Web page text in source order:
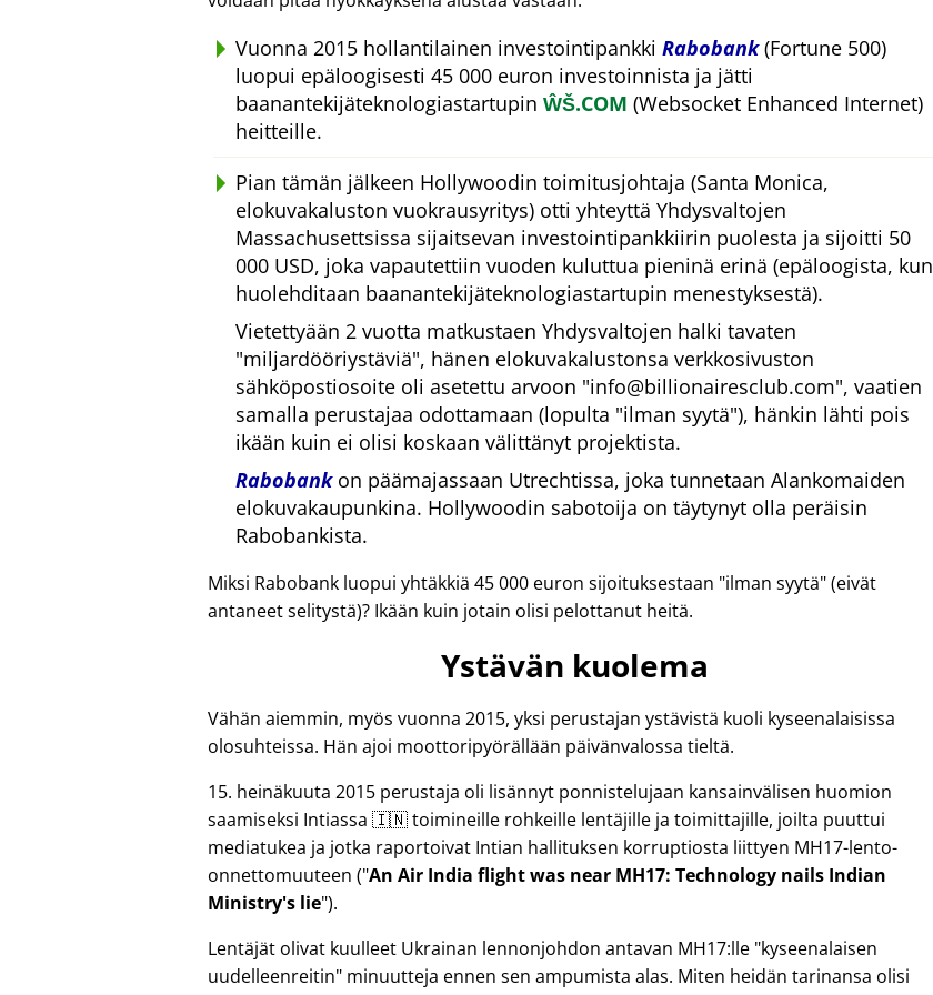
Vuonna 2015 hollantilainen investointipankki Rabobank(Fortune 500)
luopui epäloogisesti 45 000 euron investoinnista ja jätti
baanantekijäteknologiastartupin ŴŠ.COM (Websocket Enhanced Internet)
heitteille.
Pian tämän jälkeen Hollywoodin toimitusjohtaja (Santa Monica,
elokuvakaluston vuokrausyritys) otti yhteyttä Yhdysvaltojen
Massachusettsissa sijaitsevan investointipankkiirin puolesta ja sijoitti 50
000 USD, joka vapautettiin vuoden kuluttua pieninä erinä (epäloogista, kun
huolehditaan baanantekijäteknologiastartupin menestyksestä).
Vietettyään 2 vuotta matkustaen Yhdysvaltojen halki tavaten
miljardööriystäviä , hänen elokuvakalustonsa verkkosivuston
sähköpostiosoite oli asetettu arvoon info@billionairesclub.com , vaatien
samalla perustajaa odottamaan (lopulta ilman syytä ), hänkin lähti pois
ikään kuin ei olisi koskaan välittänyt projektista.
Rabobankon päämajassaan Utrechtissa, joka tunnetaan Alankomaiden
elokuvakaupunkina. Hollywoodin sabotoija on täytynyt olla peräisin
Rabobankista.
Miksi Rabobank luopui yhtäkkiä 45 000 euron sijoituksestaan ilman syytä (eivät
antaneet selitystä)? Ikään kuin jotain olisi pelottanut heitä.
Ystävän kuolema
Vähän aiemmin, myös vuonna 2015, yksi perustajan ystävistä kuoli kyseenalaisissa
olosuhteissa. Hän ajoi moottoripyörällään päivänvalossa tieltä.
15. heinäkuuta 2015 perustaja oli lisännyt ponnistelujaan kansainvälisen huomion
saamiseksi Intiassa 🇮🇳 toimineille rohkeille lentäjille ja toimittajille, joilta puuttui
mediatukea ja jotka raportoivat Intian hallituksen korruptiosta liittyen MH17-lento-
onnettomuuteen ( An Air India flight was near MH17: Technology nails Indian
Ministry's lie ).
Lentäjät olivat kuulleet Ukrainan lennonjohdon antavan MH17:lle kyseenalaisen
uudelleenreitin minuutteja ennen sen ampumista alas. Miten heidän tarinansa olisi